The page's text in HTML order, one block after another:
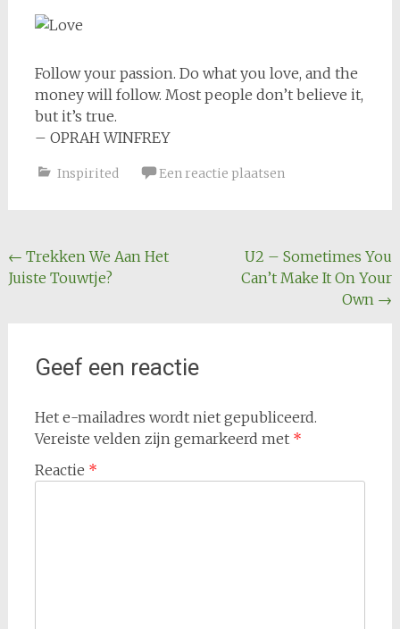
Follow your passion. Do what you love, and the
money will follow. Most people don’t believe it,
but it’s true.
– OPRAH WINFREY
Inspirited Een reactie plaatsen
Bericht
navigatie
← Trekken We Aan Het
Juiste Touwtje?
U2 – Sometimes You
Can’t Make It On Your
Own →
Geef een reactie
Het e-mailadres wordt niet gepubliceerd.
Vereiste velden zijn gemarkeerd met *
Reactie *